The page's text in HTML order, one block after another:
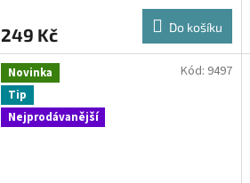
249 Kč Do košíku
Novinka
Tip
Nejprodávanější
Kód: 9497